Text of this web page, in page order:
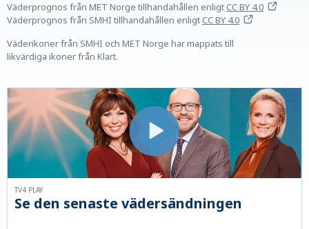
Väderprognos från MET Norge tillhandahållen enligtCC BY 4.0
Väderprognos från SMHI tillhandahållen enligtCC BY 4.0
Väderikoner från SMHI och MET Norge har mappats till
likvärdiga ikoner från Klart.
Se den senaste vädersändningen
TV4 PLAY